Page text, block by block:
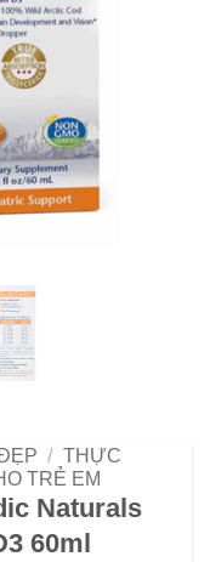
/ THỰC
TRẺ EM
Naturals
60ml